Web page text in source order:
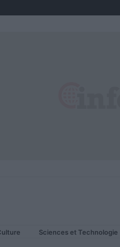
Sciences et Technologie